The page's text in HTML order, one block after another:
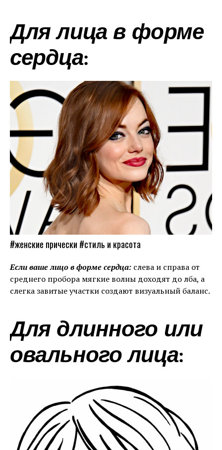
Для лица в форме
сердца:
#женские прически #стиль и красота
Если ваше лицо в форме сердца: слева и справа от
среднего пробора мягкие волны доходят до лба, а
слегка завитые участки создают визуальный баланс.
Для длинного или
овального лица: